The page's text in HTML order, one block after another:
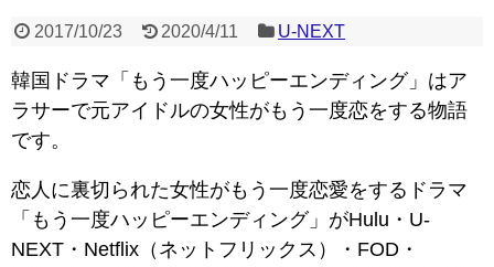
2017/10/23 2020/4/11 U-NEXT
韓国ドラマ「もう一度ハッピーエンディング」はア
ラサーで元アイドルの女性がもう一度恋をする物語
です。
恋人に裏切られた女性がもう一度恋愛をするドラマ
「もう一度ハッピーエンディング」がHulu・U-
NEXT・Netflix（ネットフリックス）・FOD・